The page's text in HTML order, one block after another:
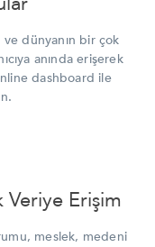
dünyanın bir çok
anında erişerek
dashboard ile
Erişim
meslek, medeni